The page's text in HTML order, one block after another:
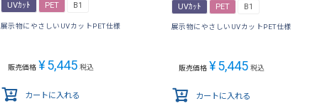
UVｶｯﾄ PET B1
展示物にやさしいUVカットPET仕様
販売価格 ¥5,445 税込
カートに入れる
UVｶｯﾄ PET B1
展示物にやさしいUVカットPET仕様
販売価格 ¥5,445 税込
カートに入れる